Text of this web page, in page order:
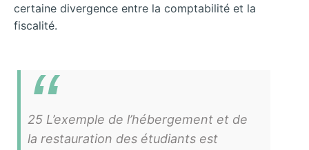
certaine divergence entre la comptabilité et la
fiscalité.
25 L’exemple de l’hébergement et de
la restauration des étudiants est